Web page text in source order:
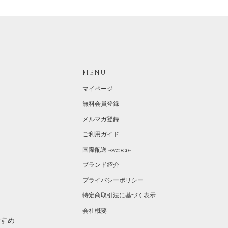
MENU
マイページ
無料会員登録
メルマガ登録
ご利用ガイド
国際配送 -overseas-
ブランド紹介
プライバシーポリシー
特定商取引法に基づく表示
会社概要
め